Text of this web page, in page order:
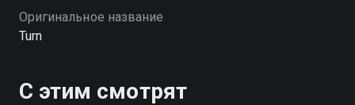
Оригинальное название
Turn
С этим смотрят